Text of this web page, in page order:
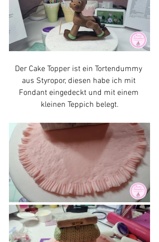
Der Cake Topper ist ein Tortendummy
aus Styropor, diesen habe ich mit
Fondant eingedeckt und mit einem
kleinen Teppich belegt.